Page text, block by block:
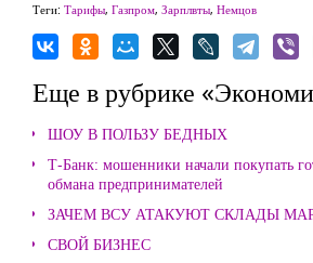
Теги: Тарифы, Газпром, Зарплвты, Немцов
Еще в рубрике
ШОУ В ПОЛЬЗУ БЕДНЫХ
Т-Банк: мошенники начали покупать
обмана предпринимателей
ЗАЧЕМ ВСУ АТАКУЮТ СКЛАДЫ
СВОЙ БИЗНЕС